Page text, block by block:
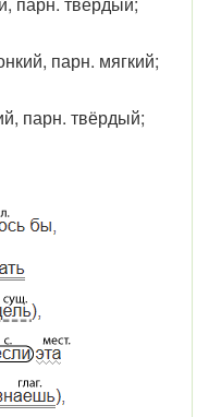
парн. мягкий;
парн. твёрдый;